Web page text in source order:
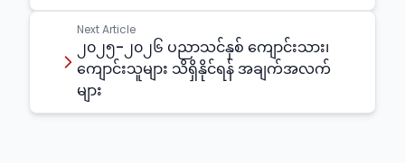
Next Article
၂၀၂၅-၂၀၂၆ ပညာသင်နှစ် ကျောင်းသား၊
ကျောင်းသူများ သိရှိနိုင်ရန် အချက်အလက်
များ